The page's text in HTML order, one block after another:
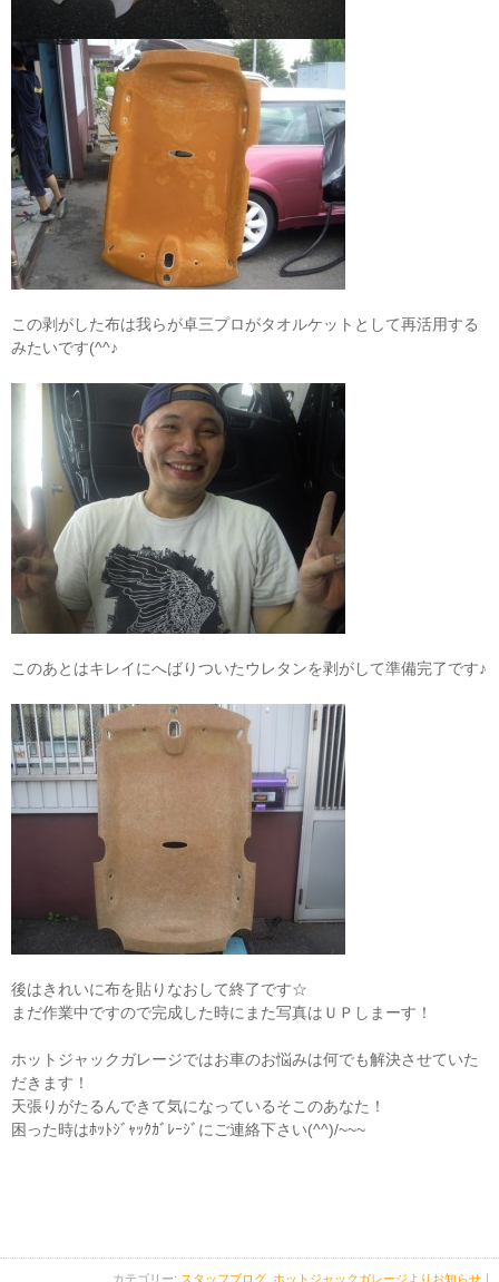
この剥がした布は我らが卓三プロがタオルケットとして再活用する
みたいです(^^♪
このあとはキレイにへばりついたウレタンを剥がして準備完了です♪
後はきれいに布を貼りなおして終了です☆
まだ作業中ですので完成した時にまた写真はＵＰしまーす！
ホットジャックガレージではお車のお悩みは何でも解決させていた
だきます！
天張りがたるんできて気になっているそこのあなた！
困った時はﾎｯﾄｼﾞｬｯｸｶﾞﾚｰｼﾞにご連絡下さい(^^)/~~~
カテゴリー: スタッフブログ ホットジャックガレージよりお知らせ ｜